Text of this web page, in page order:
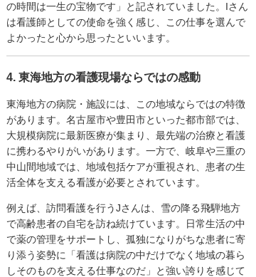
の時間は一生の宝物です」と記されていました。Iさん
は看護師としての使命を強く感じ、この仕事を選んで
よかったと心から思ったといいます。
4. 東海地方の看護現場ならではの感動
東海地方の病院・施設には、この地域ならではの特徴
があります。名古屋市や豊田市といった都市部では、
大規模病院に最新医療が集まり、最先端の治療と看護
に携わるやりがいがあります。一方で、岐阜や三重の
中山間地域では、地域包括ケアが重視され、患者の生
活全体を支える看護が必要とされています。
例えば、訪問看護を行うJさんは、雪の降る飛騨地方
で高齢患者の自宅を訪ね続けています。日常生活の中
で薬の管理をサポートし、孤独になりがちな患者に寄
り添う姿勢に「看護は病院の中だけでなく地域の暮ら
しそのものを支える仕事なのだ」と強い誇りを感じて